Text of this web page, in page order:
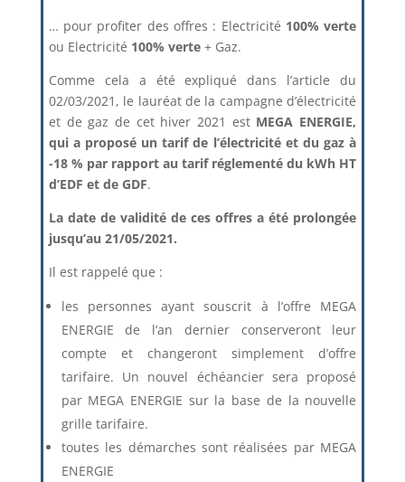
… pour profiter des offres : Electricité 100% verte
ou Electricité 100% verte+ Gaz.
Comme cela a été expliqué dans l’article du
02/03/2021, le lauréat de la campagne d’électricité
et de gaz de cet hiver 2021 est MEGA ENERGIE,
qui a proposé un tarif de l’électricité et du gaz à
-18 % par rapport au tarif réglementé du kWh HT
d’EDF et de GDF.
La date de validité de ces offres a été prolongée
jusqu’au 21/05/2021.
Il est rappelé que :
les personnes ayant souscrit à l’offre MEGA
ENERGIE de l’an dernier conserveront leur
compte et changeront simplement d’offre
tarifaire. Un nouvel échéancier sera proposé
par MEGA ENERGIE sur la base de la nouvelle
grille tarifaire.
toutes les démarches sont réalisées par MEGA
ENERGIE